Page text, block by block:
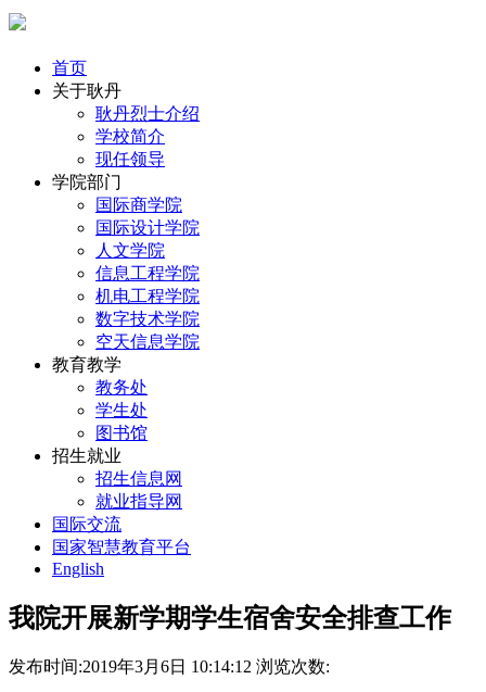
首页
关于耿丹
耿丹烈士介绍
学校简介
现任领导
学院部门
国际商学院
国际设计学院
人文学院
信息工程学院
机电工程学院
数字技术学院
空天信息学院
教育教学
教务处
学生处
图书馆
招生就业
招生信息网
就业指导网
国际交流
国家智慧教育平台
English
我院开展新学期学生宿舍安全排查工作
发布时间:2019年3月6日 10:14:12 浏览次数: